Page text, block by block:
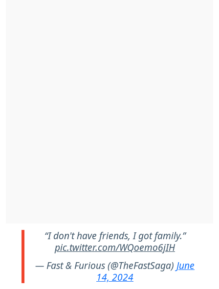
“I don't have friends, I got family.”
pic.twitter.com/WQoemo6jIH
— Fast & Furious (@TheFastSaga) June
14, 2024